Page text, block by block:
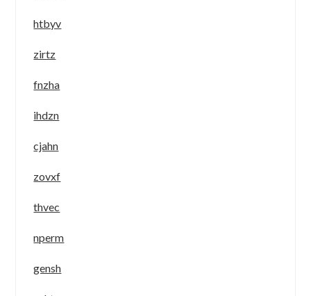
htbyv
zirtz
fnzha
ihdzn
cjahn
zovxf
thvec
nperm
gensh